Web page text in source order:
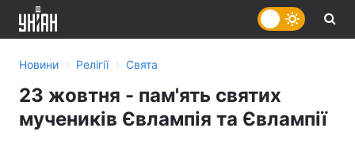
Новини › Релігії › Свята
23 жовтня - пам'ять святих
мучеників Євлампія та Євлампії